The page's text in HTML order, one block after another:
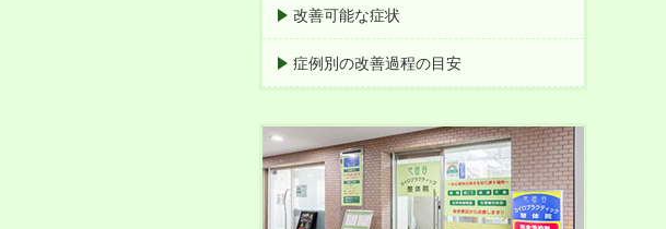
改善可能な症状
症例別の改善過程の目安